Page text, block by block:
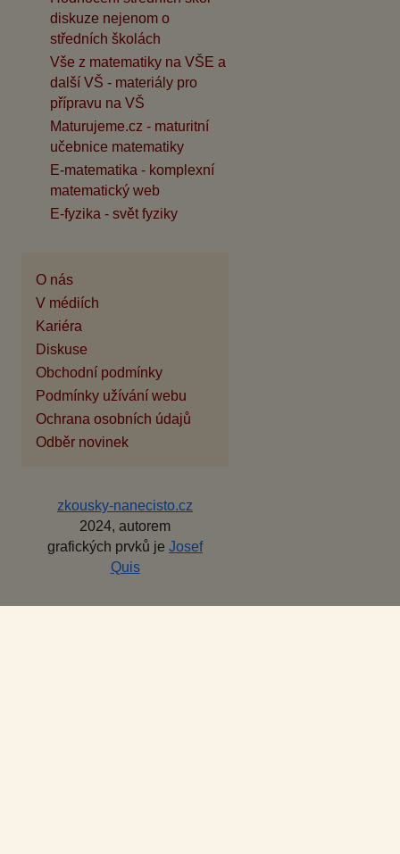
diskuze nejenom o
středních školách
Vše z matematiky na VŠE a
další VŠ - materiály pro
přípravu na VŠ
Maturujeme.cz - maturitní
učebnice matematiky
E-matematika - komplexní
matematický web
E-fyzika - svět fyziky
O nás
V médiích
Kariéra
Diskuse
Obchodní podmínky
Podmínky užívání webu
Ochrana osobních údajů
Odběr novinek
zkousky-nanecisto.cz
2024, autorem
grafických prvků je Josef
Quis